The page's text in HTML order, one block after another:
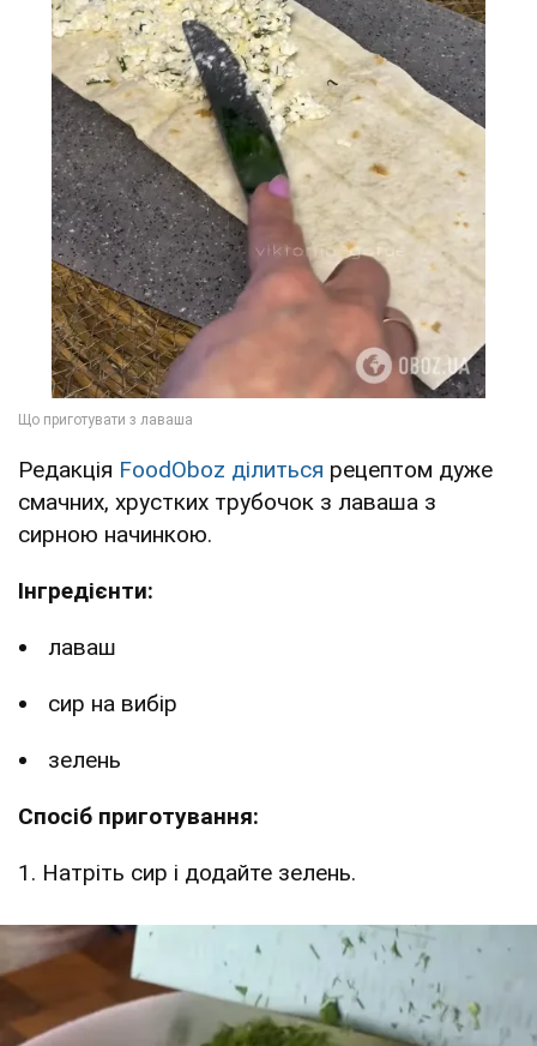
Редакція FoodOboz ділиться рецептом дуже
смачних, хрустких трубочок з лаваша з
сирною начинкою.
Інгредієнти:
лаваш
сир на вибір
зелень
Спосіб приготування:
1. Натріть сир і додайте зелень.